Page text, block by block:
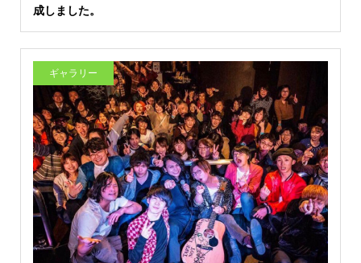
成しました。
ギャラリー